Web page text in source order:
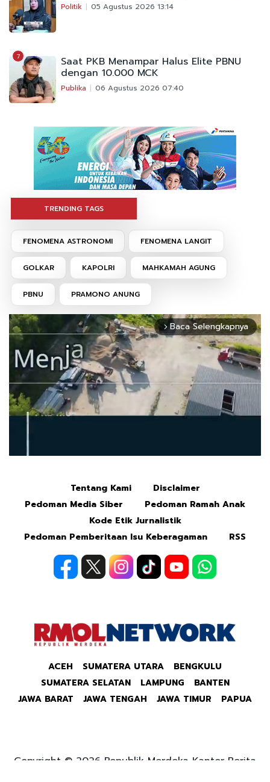
Politik 05 Agustus 2026 13:14
7 Saat PKB Menampar Halus Elite PBNU
dengan 10.000 MCK
Publika 06 Agustus 2026 07:40
TRENDING TAGS
FENOMENA ASTRONOMI FENOMENA LANGIT
GOLKAR KAPOLRI MAHKAMAH AGUNG
PBNU PRAMONO ANUNG
arrow_forward_ios Baca Selengkapnya
Tentang Kami
Disclaimer
Pedoman Media Siber
Pedoman Ramah Anak
Kode Etik Jurnalistik
Pedoman Pemberitaan Isu Keberagaman
RSS
ACEH SUMATERA UTARA
BENGKULU
SUMATERA SELATAN
LAMPUNG
BANTEN
JAWA BARAT
JAWA TENGAH JAWA TIMUR PAPUA
Copyright © 2026 Republik Merdeka Kantor Berita